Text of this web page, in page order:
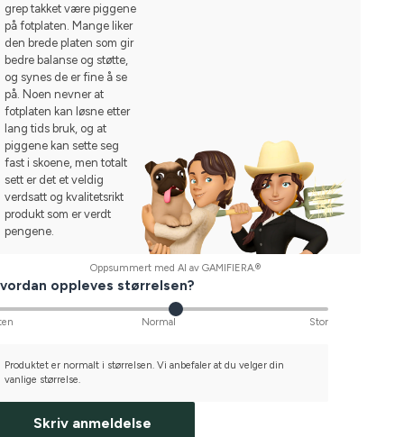
grep takket være piggene
på fotplaten. Mange liker
den brede platen som gir
bedre balanse og støtte,
og synes de er fine å se
på. Noen nevner at
fotplaten kan løsne etter
lang tids bruk, og at
piggene kan sette seg
fast i skoene, men totalt
sett er det et veldig
verdsatt og kvalitetsrikt
produkt som er verdt
pengene.
Oppsummert med AI av GAMIFIERA.®
oppleves størrelsen?
Normal Stor
Produktet er normalt i størrelsen. Vi anbefaler at du velger din
vanlige størrelse.
Skriv anmeldelse